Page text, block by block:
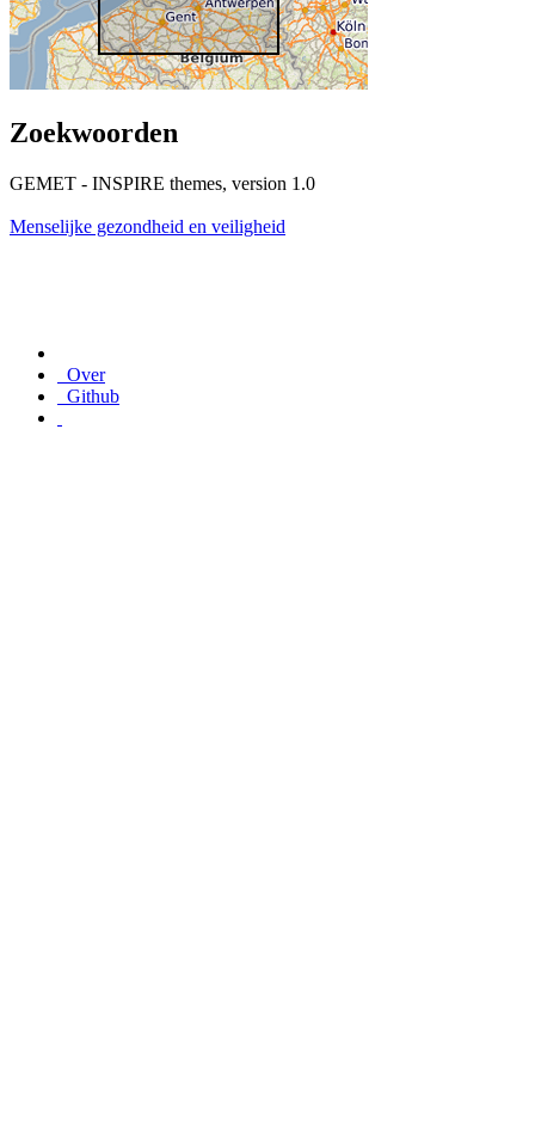
Zoekwoorden
GEMET - INSPIRE themes, version 1.0
Menselijke gezondheid en veiligheid
Over
Github